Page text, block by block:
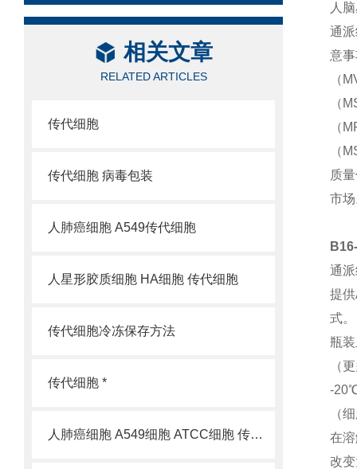
相关文章
RELATED ARTICLES
传代细胞
传代细胞 病毒包装
人肺癌细胞 A549传代细胞
人星形胶质细胞 HA细胞 传代细胞
传代细胞冷冻保存方法
传代细胞 *
人肺癌细胞 A549细胞 ATCC细胞 传代细胞
人
通
意
（
（
（
（
质
市
通
提
式。
瓶
（
-
（
在
改